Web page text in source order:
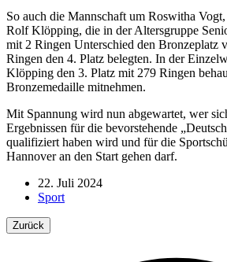
So auch die Mannschaft um Roswitha
Rolf Klöpping, die in der Altersgruppe
mit 2 Ringen Unterschied den Bronzeplatz
Ringen den 4. Platz belegten. In der
Klöpping den 3. Platz mit 279 Ringen
Bronzemedaille mitnehmen.
Mit Spannung wird nun abgewartet, wer
Ergebnissen für die bevorstehende
qualifiziert haben wird und für die
Hannover an den Start gehen darf.
22. Juli 2024
Sport